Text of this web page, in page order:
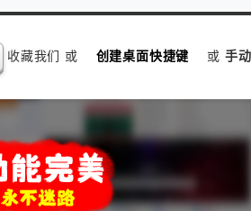
收藏我们 或 创建桌面快捷键 或 手